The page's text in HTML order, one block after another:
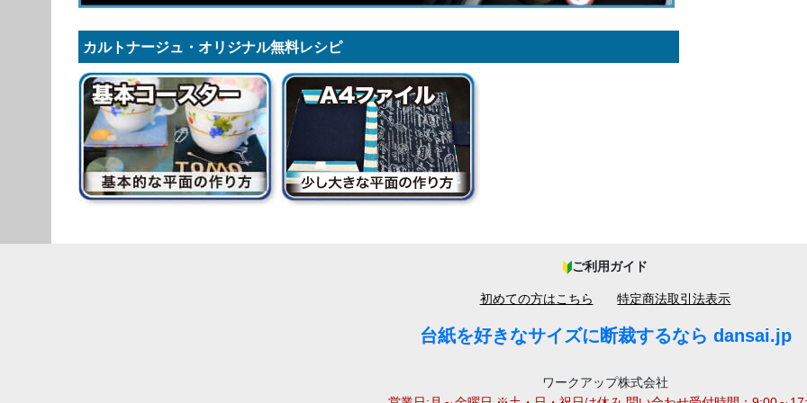
カルトナージュ・オリジナル無料レシピ
ご利用ガイド
初めての方はこちら 特定商法取引法表示
台紙を好きなサイズに断裁するなら dansai.jp
ワークアップ株式会社